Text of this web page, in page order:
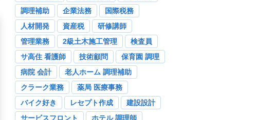
調理補助
企業法務
国際税務
人材開発
資産税
研修講師
管理業務
2級土木施工管理
検査員
サ高住 看護師
技術顧問
保育園 調理
病院 会計
老人ホーム 調理補助
クラーク業務
薬局 医療事務
バイク好き
レセプト作成
建設設計
サービスフロント
ホテル 調理師